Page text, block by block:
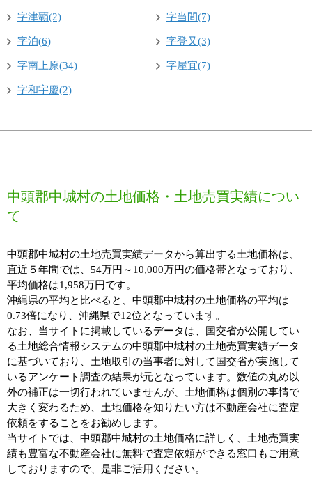
字津覇(2) 字当間(7)
字泊(6) 字登又(3)
字南上原(34) 字屋宜(7)
字和宇慶(2)
中頭郡中城村の土地価格・土地売買実績につい
て
中頭郡中城村の土地売買実績データから算出する土地価格は、
直近５年間では、54万円～10,000万円の価格帯となっており、
平均価格は1,958万円です。
沖縄県の平均と比べると、中頭郡中城村の土地価格の平均は
0.73倍になり、沖縄県で12位となっています。
なお、当サイトに掲載しているデータは、国交省が公開してい
る土地総合情報システムの中頭郡中城村の土地売買実績データ
に基づいており、土地取引の当事者に対して国交省が実施して
いるアンケート調査の結果が元となっています。数値の丸め以
外の補正は一切行われていませんが、土地価格は個別の事情で
大きく変わるため、土地価格を知りたい方は不動産会社に査定
依頼をすることをお勧めします。
当サイトでは、中頭郡中城村の土地価格に詳しく、土地売買実
績も豊富な不動産会社に無料で査定依頼ができる窓口もご用意
しておりますので、是非ご活用ください。